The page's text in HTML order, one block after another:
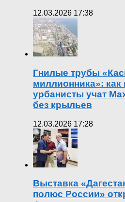
12.03.2026 17:38
Гнилые трубы
миллионника»: как
урбанисты учат
без крыльев
12.03.2026 17:28
Выставка
полюс России»